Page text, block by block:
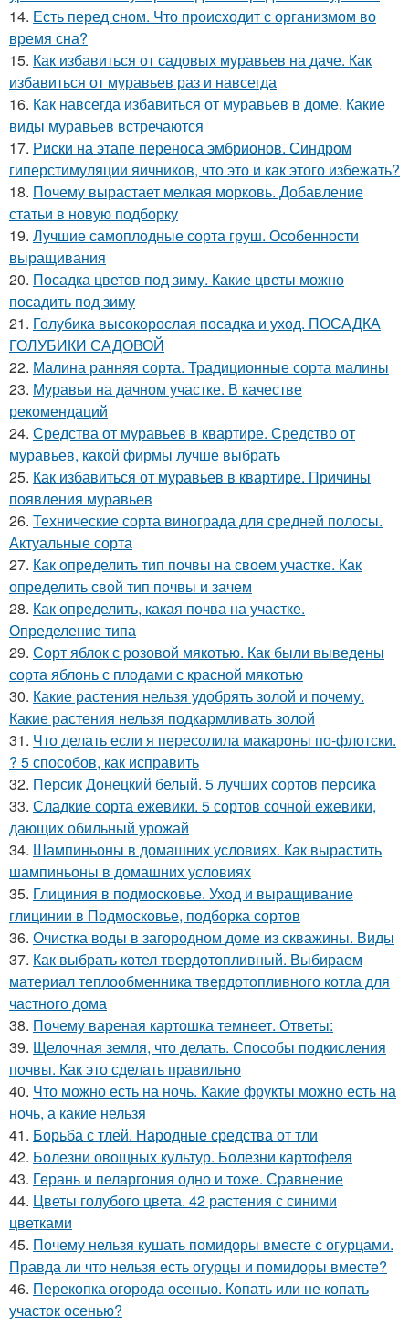
14. Есть перед сном. Что происходит с организмом во
время сна?
15. Как избавиться от садовых муравьев на даче. Как
избавиться от муравьев раз и навсегда
16. Как навсегда избавиться от муравьев в доме. Какие
виды муравьев встречаются
17. Риски на этапе переноса эмбрионов. Синдром
гиперстимуляции яичников, что это и как этого избежать?
18. Почему вырастает мелкая морковь. Добавление
статьи в новую подборку
19. Лучшие самоплодные сорта груш. Особенности
выращивания
20. Посадка цветов под зиму. Какие цветы можно
посадить под зиму
21. Голубика высокорослая посадка и уход. ПОСАДКА
ГОЛУБИКИ САДОВОЙ
22. Малина ранняя сорта. Традиционные сорта малины
23. Муравьи на дачном участке. В качестве
рекомендаций
24. Средства от муравьев в квартире. Средство от
муравьев, какой фирмы лучше выбрать
25. Как избавиться от муравьев в квартире. Причины
появления муравьев
26. Технические сорта винограда для средней полосы.
Актуальные сорта
27. Как определить тип почвы на своем участке. Как
определить свой тип почвы и зачем
28. Как определить, какая почва на участке.
Определение типа
29. Сорт яблок с розовой мякотью. Как были выведены
сорта яблонь с плодами с красной мякотью
30. Какие растения нельзя удобрять золой и почему.
Какие растения нельзя подкармливать золой
31. Что делать если я пересолила макароны по-флотски.
? 5 способов, как исправить
32. Персик Донецкий белый. 5 лучших сортов персика
33. Сладкие сорта ежевики. 5 сортов сочной ежевики,
дающих обильный урожай
34. Шампиньоны в домашних условиях. Как вырастить
шампиньоны в домашних условиях
35. Глициния в подмосковье. Уход и выращивание
глицинии в Подмосковье, подборка сортов
36. Очистка воды в загородном доме из скважины. Виды
37. Как выбрать котел твердотопливный. Выбираем
материал теплообменника твердотопливного котла для
частного дома
38. Почему вареная картошка темнеет. Ответы:
39. Щелочная земля, что делать. Способы подкисления
почвы. Как это сделать правильно
40. Что можно есть на ночь. Какие фрукты можно есть на
ночь, а какие нельзя
41. Борьба с тлей. Народные средства от тли
42. Болезни овощных культур. Болезни картофеля
43. Герань и пеларгония одно и тоже. Сравнение
44. Цветы голубого цвета. 42 растения с синими
цветками
45. Почему нельзя кушать помидоры вместе с огурцами.
Правда ли что нельзя есть огурцы и помидоры вместе?
46. Перекопка огорода осенью. Копать или не копать
участок осенью?